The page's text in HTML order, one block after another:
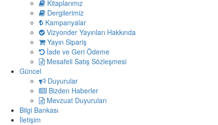
Kitaplarımız
Dergilerimiz
Kampanyalar
Vizyonder Yayınları Hakkında
Yayın Sipariş
İade ve Geri Ödeme
Mesafeli Satış Sözleşmesi
Güncel
Duyurular
Bizden Haberler
Mevzuat Duyuruları
Bilgi Bankası
İletişim